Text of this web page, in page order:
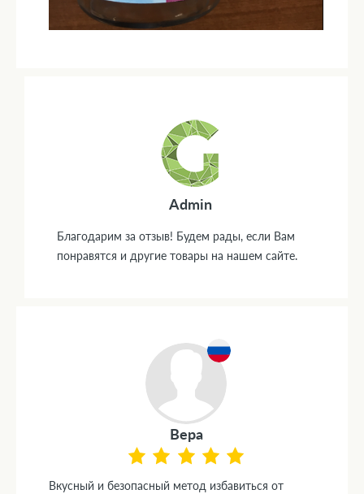
Admin
Благодарим за отзыв! Будем рады, если Вам
понравятся и другие товары на нашем сайте.
Вера
Вкусный и безопасный метод избавиться от